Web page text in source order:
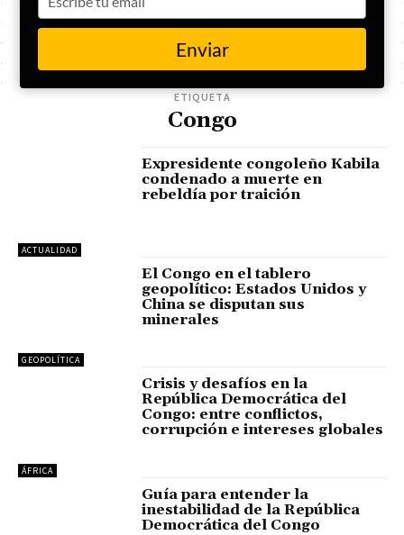
ETIQUETA
Congo
ACTUALIDAD
Expresidente congoleño Kabila
condenado a muerte en
rebeldía por traición
GEOPOLÍTICA
El Congo en el tablero
geopolítico: Estados Unidos y
China se disputan sus
minerales
ÁFRICA
Crisis y desafíos en la
República Democrática del
Congo: entre conflictos,
corrupción e intereses globales
Guía para entender la
inestabilidad de la República
Democrática del Congo
your
email
Enviar